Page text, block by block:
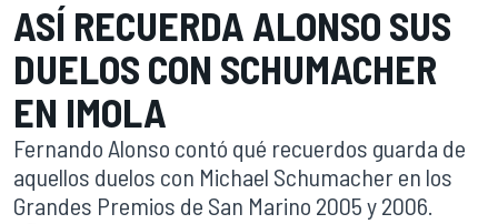
ASÍ RECUERDA ALONSO SUS
DUELOS CON SCHUMACHER
EN IMOLA
Fernando Alonso contó qué recuerdos guarda de
aquellos duelos con Michael Schumacher en los
Grandes Premios de San Marino 2005 y 2006.